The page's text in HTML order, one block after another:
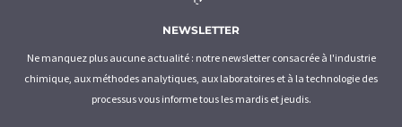
NEWSLETTER
Ne manquez plus aucune actualité : notre newsletter consacrée à l'industrie
chimique, aux méthodes analytiques, aux laboratoires et à la technologie des
processus vous informe tous les mardis et jeudis.